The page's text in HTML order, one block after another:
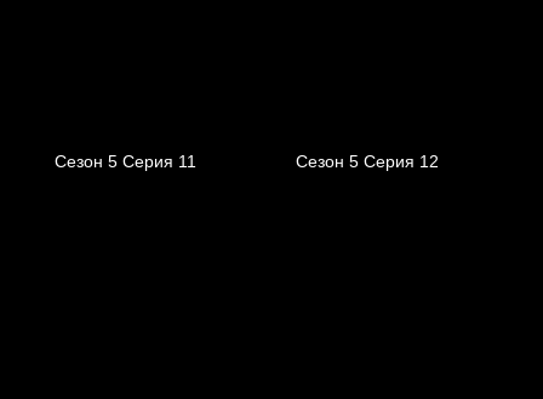
Сезон 5 Серия 11 Сезон 5 Серия 12